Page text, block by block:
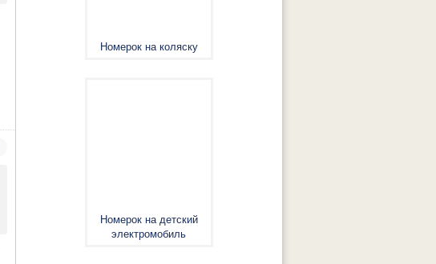
Номерок на коляску
Номерок на детский
электромобиль